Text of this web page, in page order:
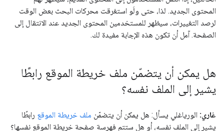
المحتوى الجديد. لذا، حتى ولَو استغرقت محركات البحث بعض الوقت
لرصد التغييرات، سيظهر للمستخدمين المحتوى الجديد عند الانتقال إلى
الصفحة. آمل أن تكون هذه الإجابة مفيدة لك.
هل يمكن أن يتضمّن ملف خريطة الموقع رابطًا
يشير إلى الملف نفسه؟
غاري: الورياغلي يسأل: هل يمكن أن يتضمّن ملف خريطة الموقع رابطًا
يشير إلى الملف نفسه، أو هل ستتم فهرسة صفحة خريطة الموقع نفسها؟